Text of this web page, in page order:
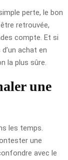
perte, le bon
retrouvée,
compte. Et si
achat en
la plus sûre.
une
les temps.
une
avec le